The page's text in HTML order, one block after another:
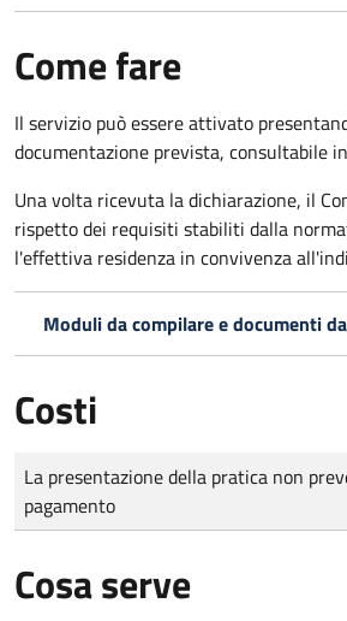
Come fare
Il servizio può essere attivato
documentazione prevista, consultabile
Una volta ricevuta la dichiarazione, il
rispetto dei requisiti stabiliti dalla
l'effettiva residenza in convivenza
Moduli da compilare e documenti
Costi
Tipo di pagamento
Importo
La presentazione della pratica non
pagamento
Cosa serve